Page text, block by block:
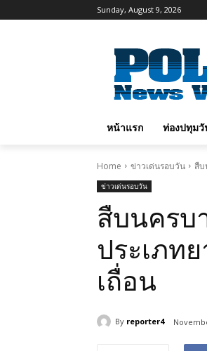
Sunday, August 9, 2026
หน้าแรก ท่องปทุม
Home ข่าวเด่นรอบวัน สืบ
ข่าวเด่นรอบวัน
สืบนครบ
ประเภท
เถื่อน
By reporter4